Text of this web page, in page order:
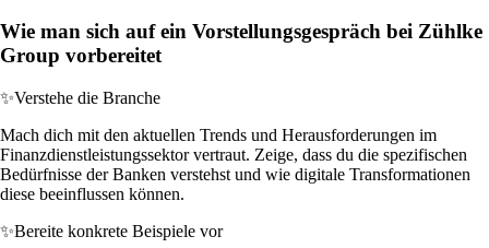
Wie man sich auf ein Vorstellungsgespräch bei Zühlke
Group vorbereitet
✨Verstehe die Branche
Mach dich mit den aktuellen Trends und Herausforderungen im
Finanzdienstleistungssektor vertraut. Zeige, dass du die spezifischen
Bedürfnisse der Banken verstehst und wie digitale Transformationen
diese beeinflussen können.
✨Bereite konkrete Beispiele vor